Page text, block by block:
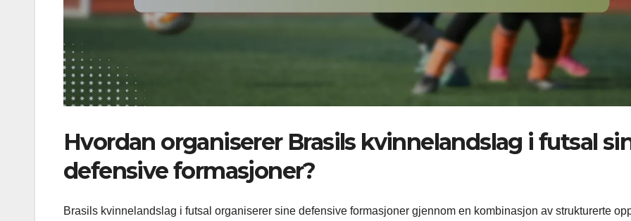
Hvordan organiserer Brasils kvinnelandslag i futsal
defensive formasjoner?
Brasils kvinnelandslag i futsal organiserer sine defensive formasjoner gjennom en kombinasjon av strukturerte